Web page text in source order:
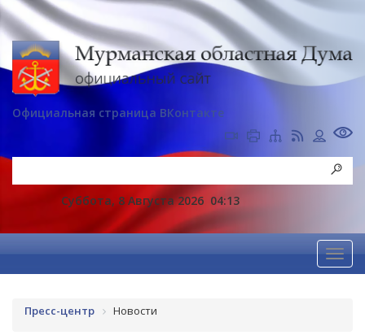
Официальная страница ВКонтакте
Суббота, 8 Августа 2026 04:13
Пресс-центр Новости